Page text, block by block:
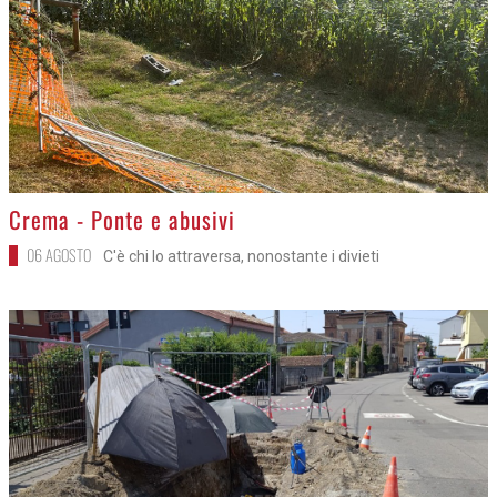
>
Crema - Ponte e abusivi
06 AGOSTO C'è chi lo attraversa, nonostante i divieti